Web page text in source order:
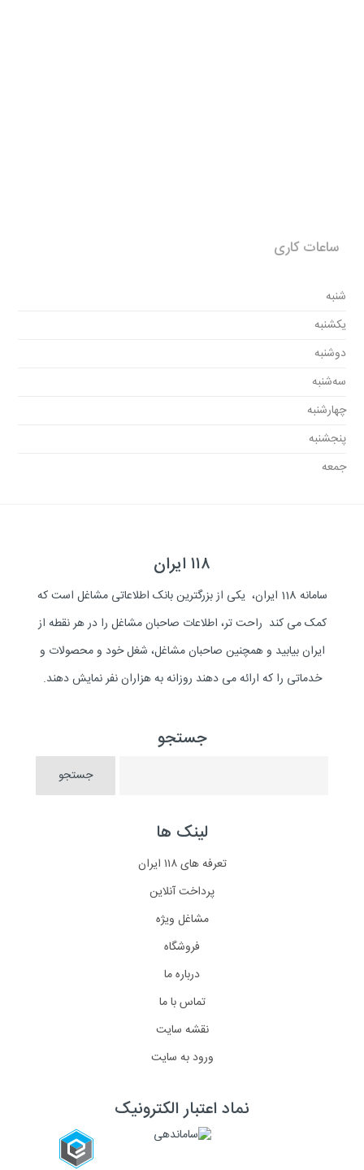
ساعات کاری
شنبه
یکشنبه
دوشنبه
سه‌شنبه
چهارشنبه
پنجشنبه
جمعه
۱۱۸ ایران
سامانه 118 ایران، یکی از بزرگترین بانک اطلاعاتی مشاغل است که
کمک می کند راحت تر، اطلاعات صاحبان مشاغل را در هر نقطه از
ایران بیابید و همچنین صاحبان مشاغل، شغل خود و محصولات و
خدماتی را که ارائه می دهند روزانه به هزاران نفر نمایش دهند.
جستجو
لینک ها
تعرفه های ۱۱۸ ایران
پرداخت آنلاین
مشاغل ویژه
فروشگاه
درباره ما
تماس با ما
نقشه سایت
ورود به سایت
نماد اعتبار الکترونیک